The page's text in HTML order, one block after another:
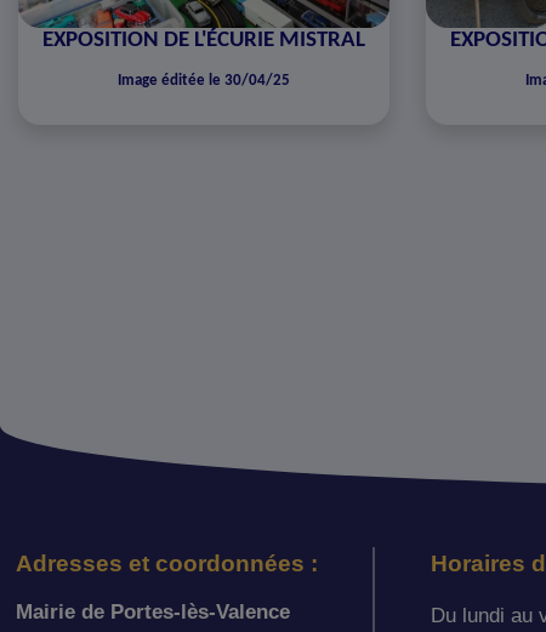
EXPOSITION DE L'ÉCURIE MISTRAL
Image éditée le 30/04/25
Adresses et coordonnées :
Mairie de Portes-lès-Valence
Horaires
Du lundi au